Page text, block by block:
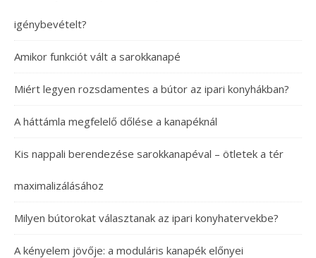
igénybevételt?
Amikor funkciót vált a sarokkanapé
Miért legyen rozsdamentes a bútor az ipari konyhákban?
A háttámla megfelelő dőlése a kanapéknál
Kis nappali berendezése sarokkanapéval – ötletek a tér
maximalizálásához
Milyen bútorokat választanak az ipari konyhatervekbe?
A kényelem jövője: a moduláris kanapék előnyei